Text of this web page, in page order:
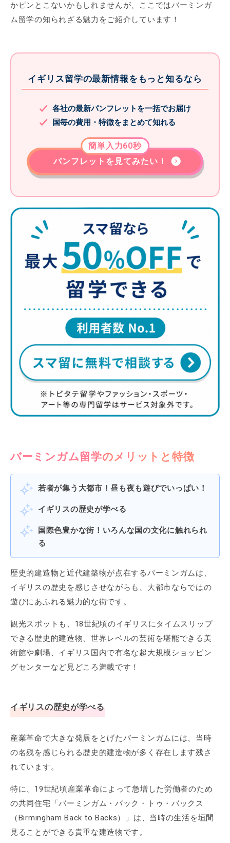
かピンとこないかもしれませんが、ここではバーミンガ
ム留学の知られざる魅力をご紹介しています！
イギリス留学の最新情報をもっと知るなら
各社の最新パンフレットを一括でお届け
国毎の費用・特徴をまとめて知れる
パンフレットを見てみたい！
簡単入力60秒
バーミンガム留学のメリットと特徴
若者が集う大都市！昼も夜も遊びでいっぱい！
イギリスの歴史が学べる
国際色豊かな街！いろんな国の文化に触れられ
る
歴史的建造物と近代建築物が点在するバーミンガムは、
イギリスの歴史を感じさせながらも、大都市ならではの
遊びにあふれる魅力的な街です。
観光スポットも、18世紀頃のイギリスにタイムスリップ
できる歴史的建造物、世界レベルの芸術を堪能できる美
術館や劇場、イギリス国内で有名な超大規模ショッピン
グセンターなど見どころ満載です！
イギリスの歴史が学べる
産業革命で大きな発展をとげたバーミンガムには、当時
の名残を感じられる歴史的建造物が多く存在します残さ
れています。
特に、19世紀頃産業革命によって急増した労働者のため
の共同住宅「バーミンガム・バック・トゥ・バックス
（Birmingham Back to Backs）」は、当時の生活を垣間
見ることができる貴重な建造物です。